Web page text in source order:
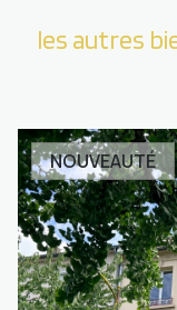
les autres
NOUVEAUTÉ